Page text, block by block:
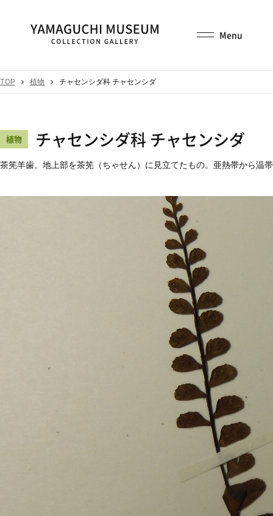
TOP 植物 チャセンシダ科 チャセンシダ
植物 チャセンシダ科 チャセンシダ
茶筅羊歯。地上部を茶筅（ちゃせん）に見立てたもの。亜熱帯から温